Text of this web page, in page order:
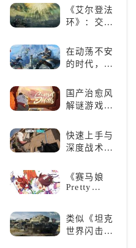
养成你的梦
想！
《艾尔登法
环》：交界
奇与魂系新
巅峰
在动荡不安
的时代，踏
国产治愈风
解谜游戏
丘》
快速上手与
深度战术兼
六号M》是
否值得入
《赛马娘
Pretty
的竞速之旅
类似《坦克
世界闪击